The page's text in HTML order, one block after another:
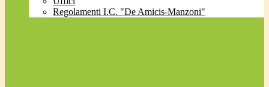
Regolamenti I.C. "De Amicis-Manzoni"